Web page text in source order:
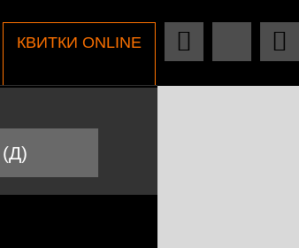
КВИТКИ ONLINE